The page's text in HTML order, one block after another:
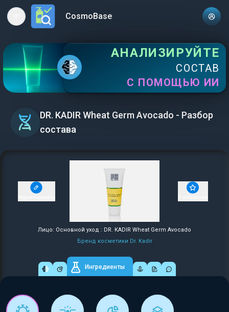
Open main menuCosmoBase
АНАЛИЗИРУЙТЕ
СОСТАВ
С ПОМОЩЬЮ ИИ
DR. KADIR Wheat Germ Avocado - Разбор
состава
Лицо: Основной уход : DR. KADIR Wheat Germ Avocado
Бренд косметики Dr. Kadir
Ингредиенты